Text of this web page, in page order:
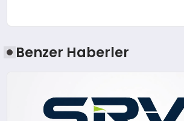
Benzer Haberler